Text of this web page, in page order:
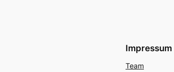
Impressum
Team